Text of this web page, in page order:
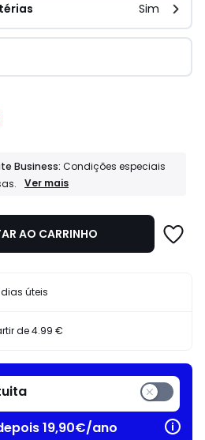
Sim
Business: Condições especiais
Profissionais
Condições
e
Ver mais
AO CARRINHO
úteis
de4.99 €
19,90€/ano